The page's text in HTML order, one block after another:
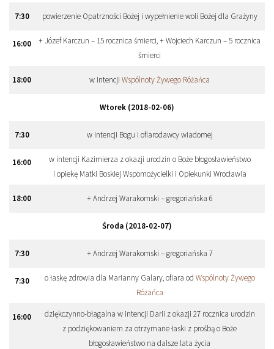
7:30 powierzenie Opatrzności Bożej i wypełnienie woli Bożej dla Grażyny
16:00
+ Józef Karczun – 15 rocznica śmierci, + Wojciech Karczun – 5 rocznica
śmierci
18:00 w intencji Wspólnoty Żywego Różańca
Wtorek (2018-02-06)
7:30 w intencji Bogu i ofiarodawcy wiadomej
16:00
w intencji Kazimierza z okazji urodzin o Boże błogosławieństwo
i opiekę Matki Boskiej Wspomożycielki i Opiekunki Wrocławia
18:00 + Andrzej Warakomski – gregoriańska 6
Środa (2018-02-07)
7:30 + Andrzej Warakomski – gregoriańska 7
7:30 o łaskę zdrowia dla Marianny Galary, ofiara od Wspólnoty Żywego
Różańca
16:00
dziękczynno-błagalna w intencji Darii z okazji 27 rocznica urodzin
z podziękowaniem za otrzymane łaski z prośbą o Boże
błogosławieństwo na dalsze lata życia